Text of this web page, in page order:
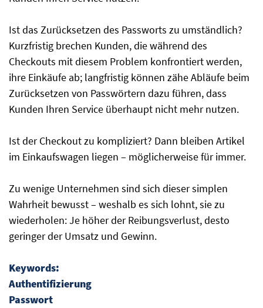
Ist das Zurücksetzen des Passworts zu umständlich?
Kurzfristig brechen Kunden, die während des
Checkouts mit diesem Problem konfrontiert werden,
ihre Einkäufe ab; langfristig können zähe Abläufe beim
Zurücksetzen von Passwörtern dazu führen, dass
Kunden Ihren Service überhaupt nicht mehr nutzen.
Ist der Checkout zu kompliziert? Dann bleiben Artikel
im Einkaufswagen liegen – möglicherweise für immer.
Zu wenige Unternehmen sind sich dieser simplen
Wahrheit bewusst – weshalb es sich lohnt, sie zu
wiederholen: Je höher der Reibungsverlust, desto
geringer der Umsatz und Gewinn.
Keywords:
Authentifizierung
Passwort